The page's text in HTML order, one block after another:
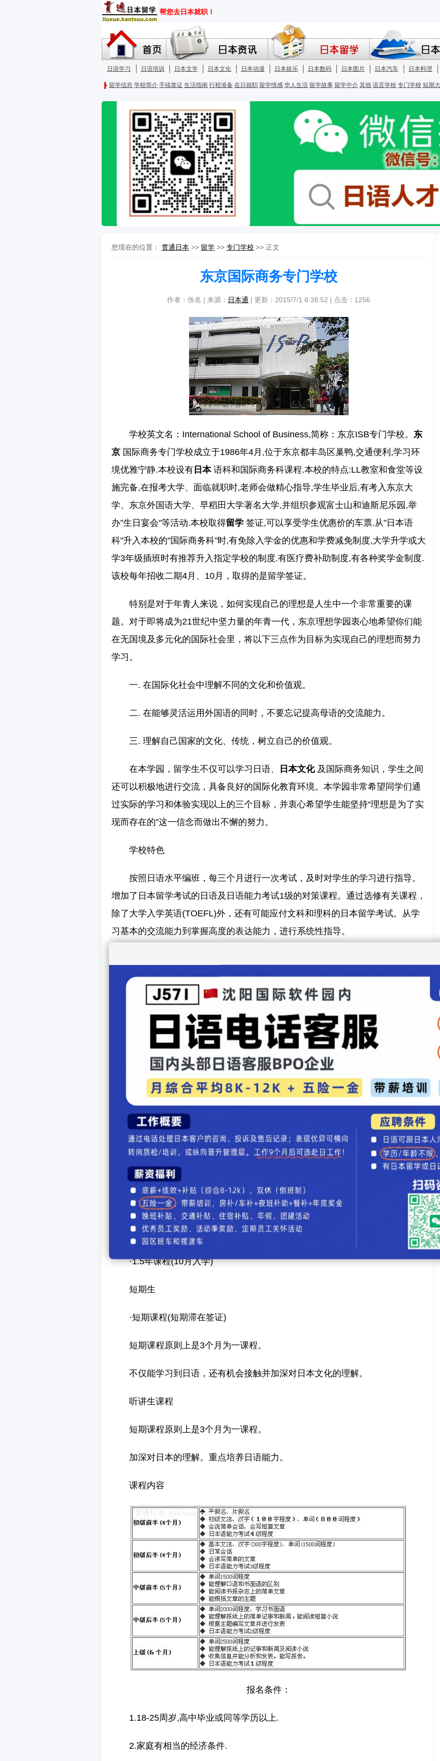
您现在的位置： 贯通日本 >> 留学 >> 专门学校 >> 正文
东京国际商务专门学校
作者：佚名 | 来源： 日本通 | 更新：2015/7/1 6:38:52 | 点击： 1256
学校英文名：International School of Business,简称：东京ISB专门学校。 东
京 国际商务专门学校成立于1986年4月,位于东京都丰岛区巢鸭,交通便利,学习环
境优雅宁静.本校设有 日本语科和国际商务科课程.本校的特点:LL教室和食堂等设
施完备,在报考大学、面临就职时,老师会做精心指导,学生毕业后,有考入东京大
学、东京外国语大学、早稻田大学著名大学,并组织参观富士山和迪斯尼乐园,举
办"生日宴会"等活动.本校取得留学 签证,可以享受学生优惠价的车票.从"日本语
科"升入本校的"国际商务科"时,有免除入学金的优惠和学费减免制度,大学升学或大
学3年级插班时有推荐升入指定学校的制度.有医疗费补助制度,有各种奖学金制度.
该校每年招收二期4月、10月，取得的是留学签证。
特别是对于年青人来说，如何实现自己的理想是人生中一个非常重要的课
题。对于即将成为21世纪中坚力量的年青一代，东京理想学园衷心地希望你们能
在无国境及多元化的国际社会里，将以下三点作为目标为实现自己的理想而努力
学习。
一. 在国际化社会中理解不同的文化和价值观。
二. 在能够灵活运用外国语的同时，不要忘记提高母语的交流能力。
三. 理解自己国家的文化、传统，树立自己的价值观。
在本学园，留学生不仅可以学习日语、 日本文化及国际商务知识，学生之间
还可以积极地进行交流，具备良好的国际化教育环境。本学园非常希望同学们通
过实际的学习和体验实现以上的三个目标，并衷心希望学生能坚持“理想是为了实
现而存在的”这一信念而做出不懈的努力。
学校特色
按照日语水平编班，每三个月进行一次考试，及时对学生的学习进行指导。
增加了日本留学考试的日语及日语能力考试1级的对策课程。通过选修有关课程，
除了大学入学英语(TOEFL)外，还有可能应付文科和理科的日本留学考试。从学
习基本的交流能力到掌握高度的表达能力，进行系统性指导。
日语、日语读解、电脑日语、(必修)英语、日本留学考试对策。
第一年为日本语基础学习期间“听”、“说”、“读”、“写”等4种技能做彻底训练。
第二年为准备考试偏向重视应用能力。籍由“外部教学”理解并体验日本的文化、
风土人情。另外还会探访历史都市及参观企业的活动。
课程内容
日本语科
正规生(留学签证)
授课分上午班和下午班。有进学希望的学生的目标是能考入理想的大学·大学
院·专门学校。为了让学生取得优异的成绩，学校开展针对日本留学考试、日语能
力考试的相关课程。并且针对要就职的学生开展商务日语、BJT商务日语考试的
课程。
·2年课程(4月入学)
·1.5年课程(10月入学)
短期生
·短期课程(短期滞在签证)
短期课程原则上是3个月为一课程。
不仅能学习到日语，还有机会接触并加深对日本文化的理解。
听讲生课程
短期课程原则上是3个月为一课程。
加深对日本的理解。重点培养日语能力。
课程内容
报名条件：
1.18-25周岁,高中毕业或同等学历以上.
2.家庭有相当的经济条件.